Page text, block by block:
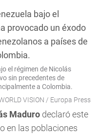
el régimen de Nicolás
sin precedentes de
a Colombia.
VISION / Europa Press
Maduro declaró este
en las poblaciones